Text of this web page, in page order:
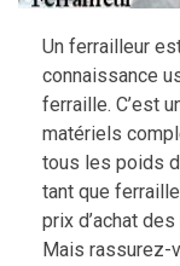
Un ferrailleur
connaissance
ferraille. C’est
matériels
tous les poids
tant que
prix d’achat
Mais rassurez-